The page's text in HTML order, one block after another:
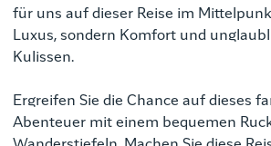
für uns auf dieser Reise im
Luxus, sondern Komfort und
Kulissen.
Ergreifen Sie die Chance auf dieses
Abenteuer mit einem bequemen